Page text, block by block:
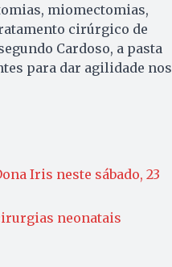
miomectomias,
cirúrgico de
Cardoso, a pasta
para dar agilidade nos
Iris neste sábado, 23
neonatais